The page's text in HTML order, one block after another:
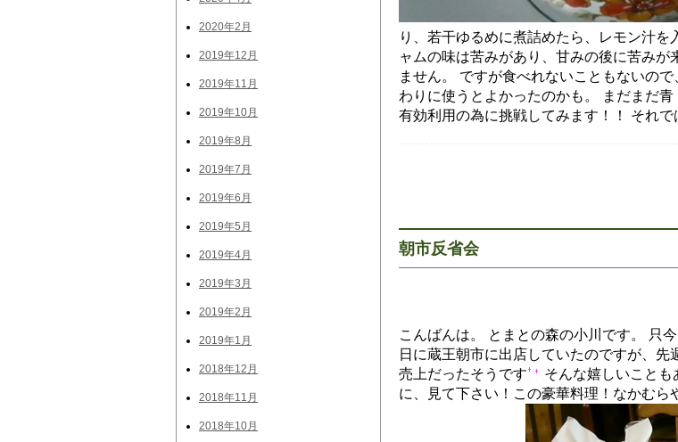
り、若干ゆるめに煮詰めたら、レモン汁
ャムの味は苦みがあり、甘みの後に苦み
ません。 ですが食べれないこともないの
わりに使うとよかったのかも。 まだまだ
有効利用の為に挑戦してみます！！ それ
朝市反省会
こんばんは。 とまとの森の小川です。 只
日に蔵王朝市に出店していたのですが、
売上だったそうです
そんな嬉しいこと
に、見て下さい！この豪華料理！なかむ
2020年2月
2019年12月
2019年11月
2019年10月
2019年8月
2019年7月
2019年6月
2019年5月
2019年4月
2019年3月
2019年2月
2019年1月
2018年12月
2018年11月
2018年10月